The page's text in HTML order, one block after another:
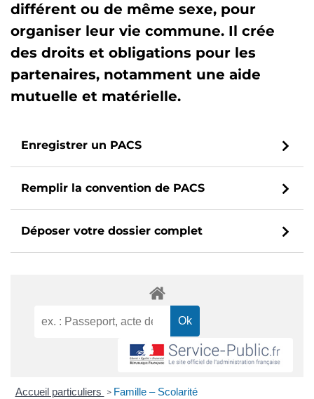
différent ou de même sexe, pour
organiser leur vie commune. Il crée
des droits et obligations pour les
partenaires, notamment une aide
mutuelle et matérielle.
Enregistrer un PACS
Remplir la convention de PACS
Déposer votre dossier complet
Accueil particuliers > Famille – Scolarité